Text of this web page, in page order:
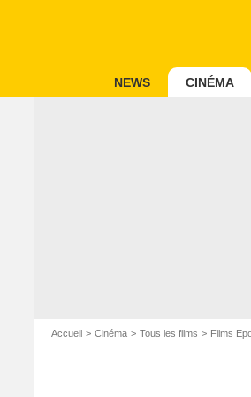
NEWS CINÉMA
Accueil Cinéma Tous les films Films